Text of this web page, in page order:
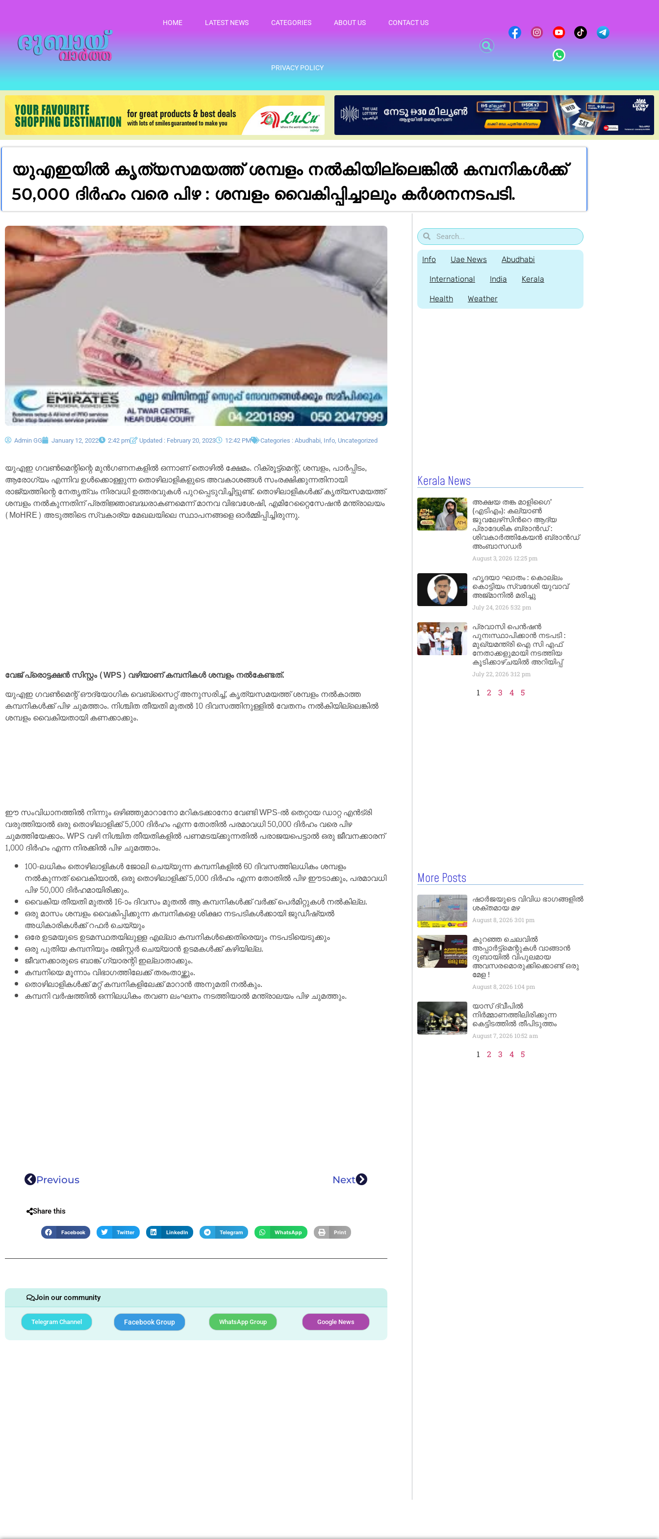
HOME LATEST NEWS CATEGORIES ABOUT US CONTACT US
PRIVACY POLICY
യുഎഇയിൽ കൃത്യസമയത്ത് ശമ്പളം നൽകിയില്ലെങ്കിൽ കമ്പനികൾക്ക്
50,000 ദിർഹം വരെ പിഴ : ശമ്പളം വൈകിപ്പിച്ചാലും കർശനനടപടി.
Admin GG January 12, 2022 2:42 pm Updated : February 20, 2023 12:42 PM Categories : Abudhabi Info Uncategorized
യുഎഇ ഗവൺമെന്റിന്റെ മുൻ‌ഗണനകളിൽ ഒന്നാണ് തൊഴിൽ ക്ഷേമം. റിക്രൂട്ട്‌മെന്റ്, ശമ്പളം, പാർപ്പിടം,
ആരോഗ്യം എന്നിവ ഉൾക്കൊള്ളുന്ന തൊഴിലാളികളുടെ അവകാശങ്ങൾ സംരക്ഷിക്കുന്നതിനായി
രാജ്യത്തിന്റെ നേതൃത്വം നിരവധി ഉത്തരവുകൾ പുറപ്പെടുവിച്ചിട്ടുണ്ട്. തൊഴിലാളികൾക്ക് കൃത്യസമയത്ത്
ശമ്പളം നൽകുന്നതിന് പ്രതിജ്ഞാബദ്ധരാകണമെന്ന് മാനവ വിഭവശേഷി, എമിറേറ്റൈസേഷൻ മന്ത്രാലയം
(MoHRE) അടുത്തിടെ സ്വകാര്യ മേഖലയിലെ സ്ഥാപനങ്ങളെ ഓർമ്മിപ്പിച്ചിരുന്നു.
വേജ് പ്രൊട്ടക്ഷൻ സിസ്റ്റം (WPS) വഴിയാണ് കമ്പനികൾ ശമ്പളം നൽകേണ്ടത്.
യുഎഇ ഗവൺമെന്റ് ഔദ്യോഗിക വെബ്‌സൈറ്റ് അനുസരിച്ച്, കൃത്യസമയത്ത് ശമ്പളം നൽകാത്ത
കമ്പനികൾക്ക് പിഴ ചുമത്താം. നിശ്ചിത തീയതി മുതൽ 10 ദിവസത്തിനുള്ളിൽ വേതനം നൽകിയില്ലെങ്കിൽ
ശമ്പളം വൈകിയതായി കണക്കാക്കും.
ഈ സംവിധാനത്തിൽ നിന്നും ഒഴിഞ്ഞുമാറാനോ മറികടക്കാനോ വേണ്ടി WPS-ൽ തെറ്റായ ഡാറ്റ എൻട്രി
വരുത്തിയാൽ ഒരു തൊഴിലാളിക്ക് 5,000 ദിർഹം എന്ന തോതിൽ പരമാവധി 50,000 ദിർഹം വരെ പിഴ
ചുമത്തിയേക്കാം. WPS വഴി നിശ്ചിത തീയതികളിൽ പണമടയ്ക്കുന്നതിൽ പരാജയപെട്ടാൽ ഒരു ജീവനക്കാരന്
1,000 ദിർഹം എന്ന നിരക്കിൽ പിഴ ചുമത്താം.
100-ലധികം തൊഴിലാളികൾ ജോലി ചെയ്യുന്ന കമ്പനികളിൽ 60 ദിവസത്തിലധികം ശമ്പളം
നൽകുന്നത് വൈകിയാൽ, ഒരു തൊഴിലാളിക്ക് 5,000 ദിർഹം എന്ന തോതിൽ പിഴ ഈടാക്കും, പരമാവധി
പിഴ 50,000 ദിർഹമായിരിക്കും.
വൈകിയ തീയതി മുതൽ 16-ാം ദിവസം മുതൽ ആ കമ്പനികൾക്ക് വർക്ക് പെർമിറ്റുകൾ നൽകില്ല.
ഒരു മാസം ശമ്പളം വൈകിപ്പിക്കുന്ന കമ്പനികളെ ശിക്ഷാ നടപടികൾക്കായി ജുഡീഷ്യൽ
അധികാരികൾക്ക് റഫർ ചെയ്യും
ഒരേ ഉടമയുടെ ഉടമസ്ഥതയിലുള്ള എല്ലാ കമ്പനികൾക്കെതിരെയും നടപടിയെടുക്കും
ഒരു പുതിയ കമ്പനിയും രജിസ്റ്റർ ചെയ്യാൻ ഉടമകൾക്ക് കഴിയില്ല.
ജീവനക്കാരുടെ ബാങ്ക് ഗ്യാരന്റി ഇല്ലാതാക്കും.
കമ്പനിയെ മൂന്നാം വിഭാഗത്തിലേക്ക് തരംതാഴ്ത്തും.
തൊഴിലാളികൾക്ക് മറ്റ് കമ്പനികളിലേക്ക് മാറാൻ അനുമതി നൽകും.
കമ്പനി വർഷത്തിൽ ഒന്നിലധികം തവണ ലംഘനം നടത്തിയാൽ മന്ത്രാലയം പിഴ ചുമത്തും.
Previous Next
Share this
Facebook Twitter LinkedIn Telegram WhatsApp Print
Join our community
Telegram Channel Facebook Group WhatsApp Group Google News
Info Uae News Abudhabi
International India Kerala
Health Weather
Kerala News
അക്ഷയ തങ്ക മാളിഗൈ’
(എടിഎം): കല്യാണ്‍
ജുവലേഴ്‌സിന്‍റെ ആദ്യ
പ്രാദേശിക ബ്രാന്‍ഡ് :
ശിവകാര്‍ത്തികേയന്‍ ബ്രാന്‍ഡ്
അംബാസഡര്‍
August 3, 2026 12:25 pm
ഹൃദയാ ഘാതം : കൊല്ലം
കൊട്ടിയം സ്വദേശി യുവാവ്
അജ്മാനിൽ മരിച്ചു
July 24, 2026 5:32 pm
പ്രവാസി പെൻഷൻ
പുനഃസ്ഥാപിക്കാൻ നടപടി :
മുഖ്യമന്ത്രി ഐ സി എഫ്
നേതാക്കളുമായി നടത്തിയ
കൂടിക്കാഴ്ചയിൽ അറിയിപ്പ്
July 22, 2026 3:12 pm
1 2 3 4 5
More Posts
ഷാർജയുടെ വിവിധ ഭാഗങ്ങളിൽ
ശക്തമായ മഴ
August 8, 2026 3:01 pm
കുറഞ്ഞ ചെലവിൽ
അപ്പാർട്ട്മെന്റുകൾ വാങ്ങാൻ
ദുബായിൽ വിപുലമായ
അവസരമൊരുക്കിക്കൊണ്ട് ഒരു
മേള !
August 8, 2026 1:04 pm
യാസ് ദ്വീപിൽ
നിർമ്മാണത്തിലിരിക്കുന്ന
കെട്ടിടത്തിൽ തീപിടുത്തം
August 7, 2026 10:52 am
1 2 3 4 5